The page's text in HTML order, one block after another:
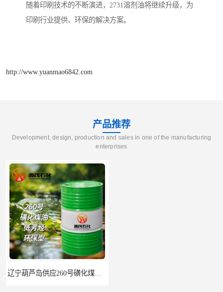
随着印刷技术的不断演进，2731溶剂油将继续升级，为
印刷行业提供、环保的解决方案。
http://www.yuanmao6842.com
产品推荐
Development, design, production and sales in one of the manufacturing
enterprises